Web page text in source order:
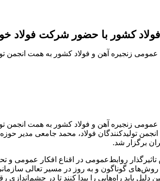
کشور با حضور شرکت فولاد
انجمن تولیدکنندگان فولاد، محمد جامعی
برگزار شد.
روابط‌عمومی در اقناع افکار عمومی و
روش‌های گوناگون و به روز در مسیر تعالی
باید راه‌هایی را پیدا کنند تا در چشم‌اندازی